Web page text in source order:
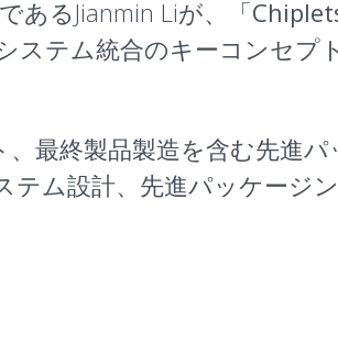
あるJianmin Liが、「
テム統合のキーコンセプト
最終製品製造を含む先進
ム設計、先進パッケージ